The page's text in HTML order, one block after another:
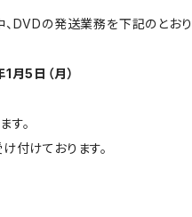
DVDの発送業務を下記のとおり
5日（月）
す。
けております。